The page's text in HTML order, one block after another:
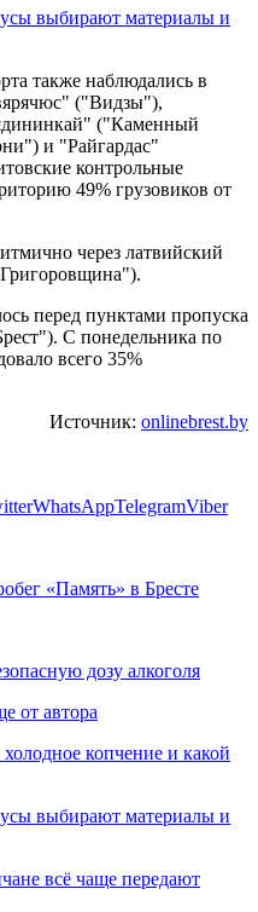
выбирают материалы и
также наблюдались в
("Видзы"),
("Каменный
и "Райгардас"
контрольные
49% грузовиков от
через латвийский
перед пунктами пропуска
С понедельника по
всего 35%
Источник: onlinebrest.by
WhatsAppTelegramViber
«Память» в Бресте
дозу алкоголя
от автора
копчение и какой
выбирают материалы и
всё чаще передают